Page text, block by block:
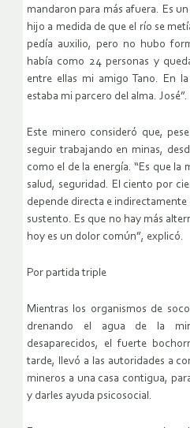
mandaron para más afuera. Es
hijo a medida de que el río se
pedía auxilio, pero no hubo
había como 24 personas y
entre ellas mi amigo Tano. En
estaba mi parcero del alma. José”.
Este minero consideró que,
seguir trabajando en minas,
como el de la energía. “Es que la
salud, seguridad. El ciento por
depende directa e indirectamente
sustento. Es que no hay más
hoy es un dolor común”, explicó.
Por partida triple
Mientras los organismos de
drenando el agua de la
desaparecidos, el fuerte
tarde, llevó a las autoridades a
mineros a una casa contigua,
y darles ayuda psicosocial.